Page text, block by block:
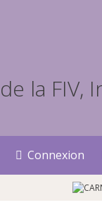
Connexion